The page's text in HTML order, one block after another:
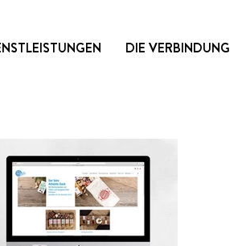
DIE VERBINDUNG